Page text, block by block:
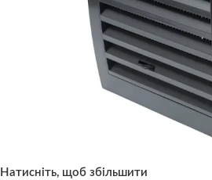
Натисніть, щоб збільшити